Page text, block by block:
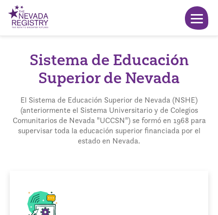
Sistema de Educación
Superior de Nevada
El Sistema de Educación Superior de Nevada (NSHE)
(anteriormente el Sistema Universitario y de Colegios
Comunitarios de Nevada "UCCSN") se formó en 1968 para
supervisar toda la educación superior financiada por el
estado en Nevada.